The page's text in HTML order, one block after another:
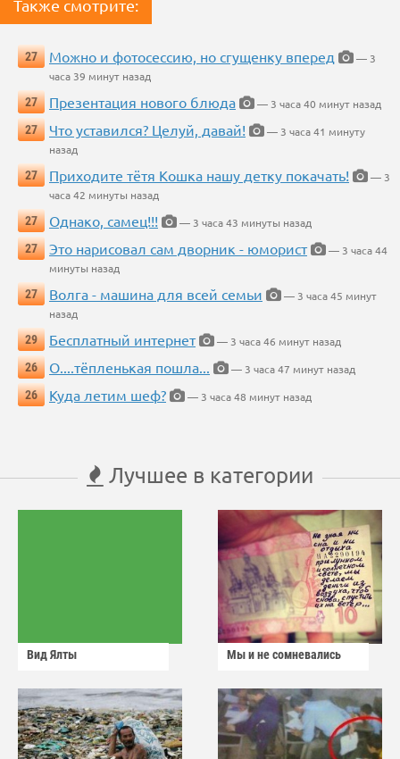
Также смотрите:
27 Можно и фотосессию, но сгущенку вперед
— 3
часа 39 минут назад
27
Презентация нового блюда
— 3 часа 40 минут назад
27
Что уставился? Целуй, давай!
— 3 часа 41 минуту
назад
27
Приходите тётя Кошка нашу детку покачать!
— 3
часа 42 минуты назад
27
Однако, самец!!!
— 3 часа 43 минуты назад
27
Это нарисовал сам дворник - юморист
— 3 часа 44
минуты назад
27
Волга - машина для всей семьи
— 3 часа 45 минут
назад
29
Бесплатный интернет
— 3 часа 46 минут назад
26
О....тёпленькая пошла...
— 3 часа 47 минут назад
26
Куда летим шеф? — 3 часа 48 минут назад
Лучшее в категории
Вид Ялты Мы и не сомневались